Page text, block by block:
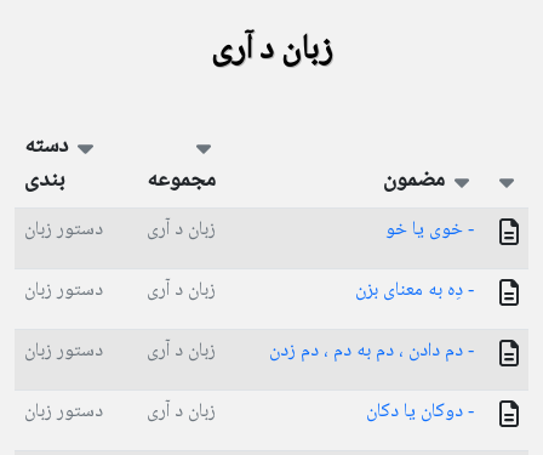
زبان د آری
مضمون مجموعه
دسته
بندی
- خوی یا خو زبان د آری
دستور زبان
- دِه به معنای بزن
زبان د آری
دستور زبان
- دم دادن ، دم به دم ، دم زدن
زبان د آری
دستور زبان
- دوکان یا دکان
زبان د آری
دستور زبان